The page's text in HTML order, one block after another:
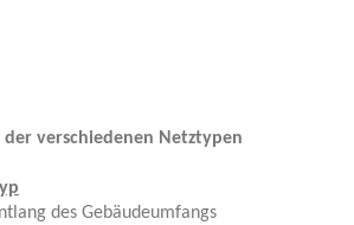
verschiedenen Netztypen
des Gebäudeumfangs